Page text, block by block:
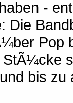
-
Die
Pop
StÃ¼cke
bis zu